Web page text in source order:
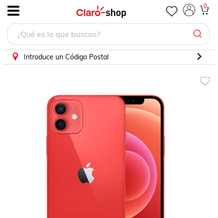
0
Introduce un Código Postal
iPhone 12 64GB Rojo Reacondicionado